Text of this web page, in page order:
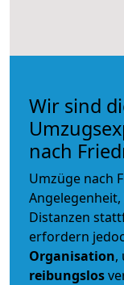
Wir sind
nach
Umzüge nach
Distanzen
erfordern
Organisation,
reibungslos